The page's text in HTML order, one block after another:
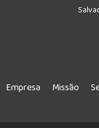
Empresa Missão